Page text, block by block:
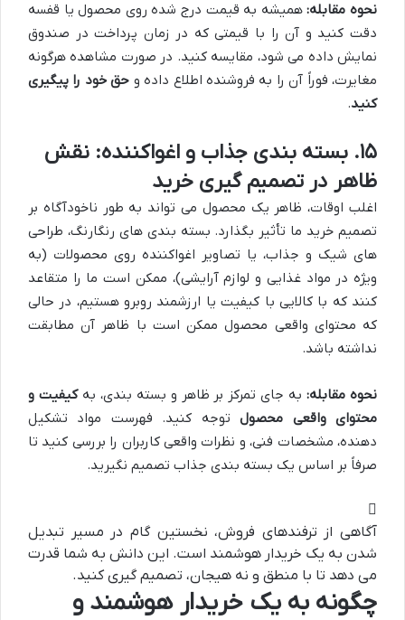
نحوه مقابله:همیشه به قیمت درج شده روی محصول یا قفسه
دقت کنید و آن را با قیمتی که در زمان پرداخت در صندوق
نمایش داده می شود، مقایسه کنید. در صورت مشاهده هرگونه
مغایرت، فوراً آن را به فروشنده اطلاع داده و حق خود را پیگیری
کنید.
۱۵. بسته بندی جذاب و اغواکننده: نقش
ظاهر در تصمیم گیری خرید
اغلب اوقات، ظاهر یک محصول می تواند به طور ناخودآگاه بر
تصمیم خرید ما تأثیر بگذارد. بسته بندی های رنگارنگ، طراحی
های شیک و جذاب، یا تصاویر اغواکننده روی محصولات (به
ویژه در مواد غذایی و لوازم آرایشی)، ممکن است ما را متقاعد
کنند که با کالایی با کیفیت یا ارزشمند روبرو هستیم، در حالی
که محتوای واقعی محصول ممکن است با ظاهر آن مطابقت
نداشته باشد.
نحوه مقابله:به جای تمرکز بر ظاهر و بسته بندی، بهکیفیت و
محتوای واقعی محصولتوجه کنید. فهرست مواد تشکیل
دهنده، مشخصات فنی، و نظرات واقعی کاربران را بررسی کنید تا
صرفاً بر اساس یک بسته بندی جذاب تصمیم نگیرید.
آگاهی از ترفندهای فروش، نخستین گام در مسیر تبدیل
شدن به یک خریدار هوشمند است. این دانش به شما قدرت
می دهد تا با منطق و نه هیجان، تصمیم گیری کنید.
چگونه به یک خریدار هوشمند و